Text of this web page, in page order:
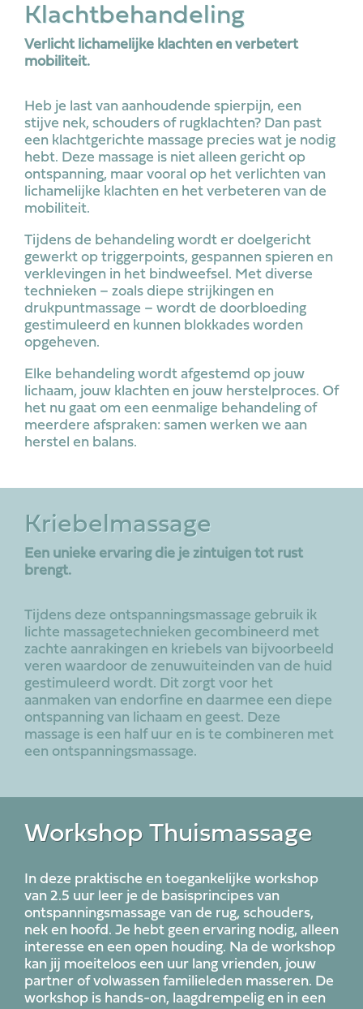
Klachtbehandeling
Verlicht lichamelijke klachten en verbetert
mobiliteit.
Heb je last van aanhoudende spierpijn, een
stijve nek, schouders of rugklachten? Dan past
een klachtgerichte massage precies wat je nodig
hebt. Deze massage is niet alleen gericht op
ontspanning, maar vooral op het verlichten van
lichamelijke klachten en het verbeteren van de
mobiliteit.
Tijdens de behandeling wordt er doelgericht
gewerkt op triggerpoints, gespannen spieren en
verklevingen in het bindweefsel. Met diverse
technieken – zoals diepe strijkingen en
drukpuntmassage – wordt de doorbloeding
gestimuleerd en kunnen blokkades worden
opgeheven.
Elke behandeling wordt afgestemd op jouw
lichaam, jouw klachten en jouw herstelproces. Of
het nu gaat om een eenmalige behandeling of
meerdere afspraken: samen werken we aan
herstel en balans.
Kriebelmassage
Een unieke ervaring die je zintuigen tot rust
brengt.
Tijdens deze ontspanningsmassage gebruik ik
lichte massagetechnieken gecombineerd met
zachte aanrakingen en kriebels van bijvoorbeeld
veren waardoor de zenuwuiteinden van de huid
gestimuleerd wordt. Dit zorgt voor het
aanmaken van endorfine en daarmee een diepe
ontspanning van lichaam en geest. Deze
massage is een half uur en is te combineren met
een ontspanningsmassage.
Workshop Thuismassage
In deze praktische en toegankelijke workshop
van 2.5 uur leer je de basisprincipes van
ontspanningsmassage van de rug, schouders,
nek en hoofd. Je hebt geen ervaring nodig, alleen
interesse en een open houding. Na de workshop
kan jij moeiteloos een uur lang vrienden, jouw
partner of volwassen familieleden masseren. De
workshop is hands-on, laagdrempelig en in een